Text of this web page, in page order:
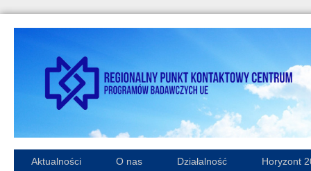
Aktualności O nas Działalność Horyzont